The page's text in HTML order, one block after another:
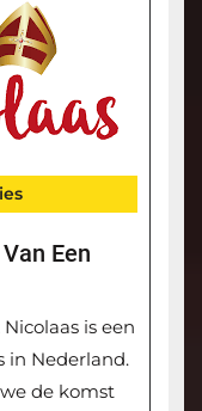
Een
is een
in Nederland.
de komst